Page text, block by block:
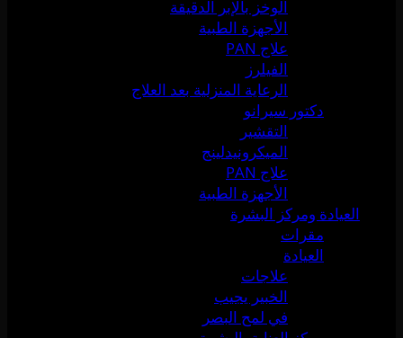
الوخز بالإبر الدقيقة
الأجهزة الطبية
علاج PAN
الفيلرز
الرعاية المنزلية بعد العلاج
دكتور سيرانو
التقشير
الميكرونيدلينج
علاج PAN
الأجهزة الطبية
العيادة ومركز البشرة
مقرات
العيادة
علاجات
الخبير يجيب
في لمح البصر